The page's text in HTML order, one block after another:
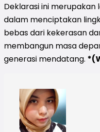
Deklarasi ini merupakan
dalam menciptakan
bebas dari kekerasan
membangun masa
generasi mendatang.